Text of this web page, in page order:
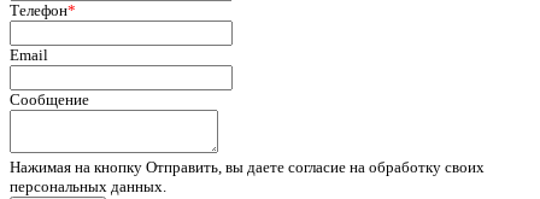
Телефон*
Email
Сообщение
Нажимая на кнопку Отправить, вы даете согласие на обработку своих
персональных данных.